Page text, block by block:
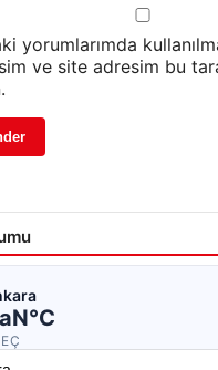
yorumlarımda
ve site adresim bu